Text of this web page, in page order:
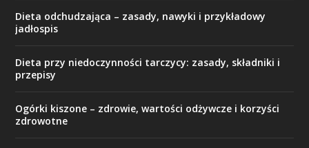
Dieta odchudzająca – zasady, nawyki i przykładowy
jadłospis
Dieta przy niedoczynności tarczycy: zasady, składniki i
przepisy
Ogórki kiszone – zdrowie, wartości odżywcze i korzyści
zdrowotne